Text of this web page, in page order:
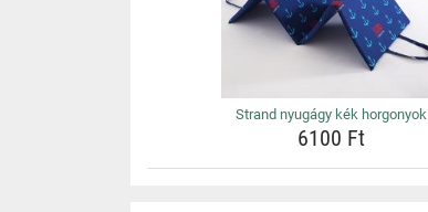
Strand nyugágy kék horgonyok
6100 Ft